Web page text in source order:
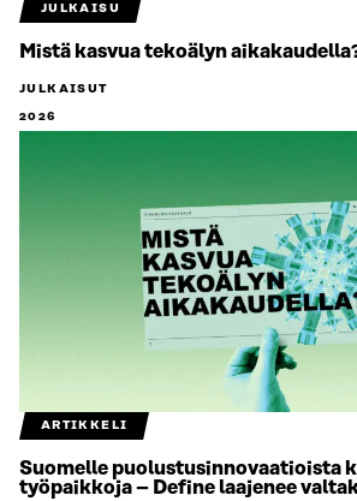
JULKAISU
Mistä kasvua tekoälyn
JULKAISUT
2026
ARTIKKELI
Suomelle puolustusinnovaatioista
työpaikkoja – Define laajenee